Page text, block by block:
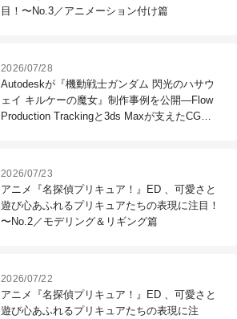
目！〜No.3／アニメーション付け篇
2026/07/28
Autodeskが『機動戦士ガンダム 閃光のハサウ
ェイ キルケーの魔女』制作事例を公開―Flow
Production Trackingと3ds Maxが支えたCG制
2026/07/23
アニメ『名探偵プリキュア！』ED 、可愛さと
遊び心あふれるプリキュアたちの表現に注目！
〜No.2／モデリング＆リギング篇
2026/07/22
アニメ『名探偵プリキュア！』ED 、可愛さと
遊び心あふれるプリキュアたちの表現に注